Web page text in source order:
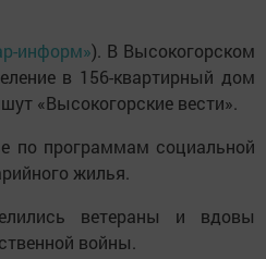
информ»). В Высокогорском
в 156-квартирный дом
«Высокогорские вести».
по программам социальной
жилья.
ветераны и вдовы
войны.